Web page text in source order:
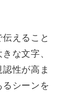
えること
な文字、
性が高ま
シーンを